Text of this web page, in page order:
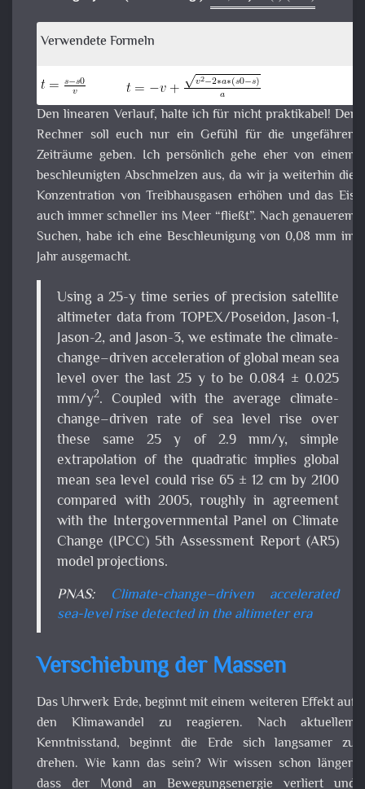
habe ich eine Beschleunigung von 0,08 mm im
ausgemacht.
altimeter data from TOPEX/Poseidon, Jason-1,
Jason-2, and Jason-3, we estimate the climate-
change–driven acceleration of global mean sea
level over the last 25 y to be 0.084 ± 0.025
mm/y . Coupled with the average climate-
change–driven rate of sea level rise over these
same 25 y of 2.9 mm/y, simple extrapolation of
the quadratic implies global mean sea level could
rise 65 ± 12 cm by 2100 compared with 2005,
roughly in agreement with the Intergovernmental
Panel on Climate Change (IPCC) 5th Assessment
Report (AR5) model projections.
PNAS:Climate-change–driven accelerated sea-
level rise detected in the altimeter era
Verschiebung der Massen
Das Uhrwerk Erde, beginnt mit einem weiteren Effekt
den Klimawandel zu reagieren. Nach
Kenntnisstand, beginnt die Erde sich langsamer zu
Wie kann das sein? Wir wissen schon länger, dass der
an Bewegungsenergie verliert und irgendwann ins
abdriften wird. Zugegeben dieser Umstand liegt noch
weiter Ferne, aber er wird eintreffen. Die
Entfernungsrate des Mondes liegt bei 3,82 cm im Jahr
dabei verlängert er unseren Tag um jeweils 0,000013 s.
Abdriften des Mondes kommt daher, weil dieser sich an
Gezeiten unserer Erde abarbeitet (Gezeitenreibung).
soll das Abschmelzen der Polregionen, die Masse
und dabei für eine zusätzliche Verlangsamung
Drehgeschwindigkeit sorgen. Ähnlich der Verlagerung
Gewichts auf einem drehenden Kinderkarussell, je
man sich ins Zentrum zieht, desto schneller dreht sich
Karussell und umgekehrt.